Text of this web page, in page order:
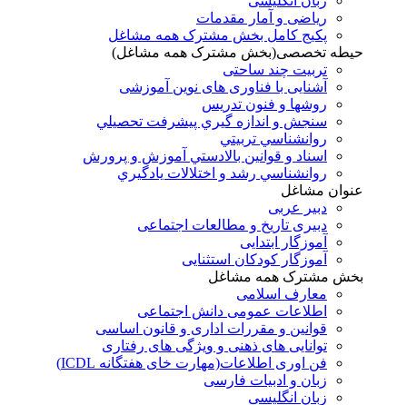
ریاضی و آمار مقدمات
پکیج کامل بخش مشترک همه مشاغل
حیطه تخصصی(بخش مشترک همه مشاغل)
تربیت چند ساحتی
آشنایی با فناوری های نوین آموزشی
روشها و فنون تدريس
سنجش و اندازه گيري پيشرفت تحصيلي
روانشناسي تربيتي
اسناد و قوانين بالادستي آموزش و پرورش
روانشناسي رشد و اختلالات يادگيري
عنوان مشاغل
دبير عربی
دبیری تاریخ و مطالعات اجتماعی
آموزگار ابتدایی
آموزگار کودکان استثنایی
بخش مشترک همه مشاغل
معارف اسلامی
اطلاعات عمومی دانش اجتماعی
قوانین و مقررات اداری و قانون اساسی
توانایی های ذهنی و ویژگی های رفتاری
فن اوری اطلاعات(مهارت خای هفتگانه ICDL)
زبان و ادبیات فارسی
زبان انگلیسی